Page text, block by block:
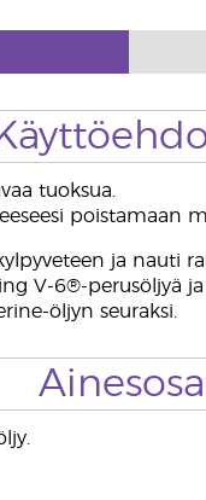
tuoksua.
poistamaan
ja nauti
V-6®-perusöljyä ja
öljyn seuraksi.